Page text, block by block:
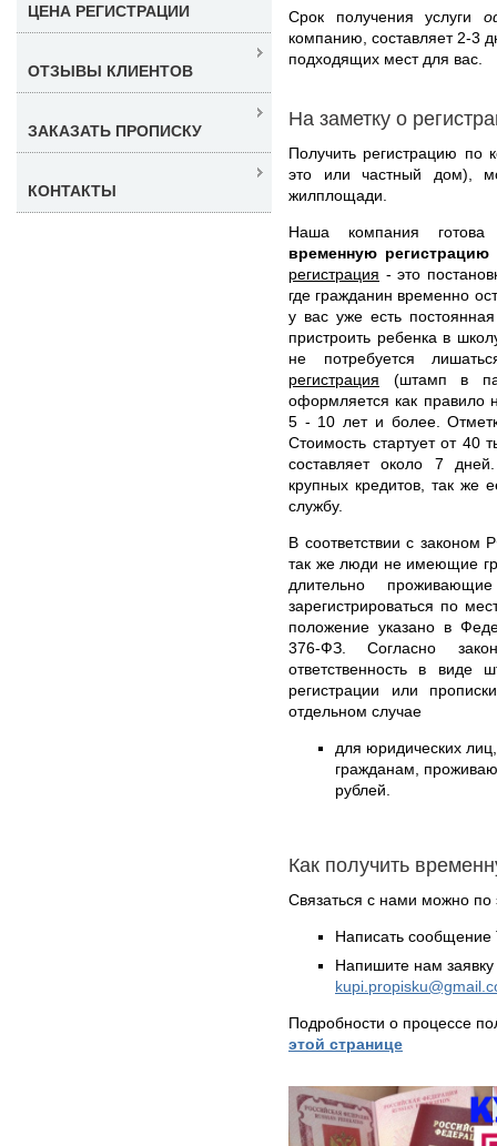
Срок получения услуги
компанию, составляет 2-3
подходящих мест для вас.
На заметку о
Получить регистрацию по
это или частный дом),
жилплощади.
Наша компания
временную
регистрация - это
где гражданин временно
у вас уже есть
пристроить ребенка в
не потребуется
регистрация (штамп в
оформляется как правило
5 - 10 лет и более.
Стоимость стартует от
составляет около 7
крупных кредитов, так же
службу.
В соответствии с законом
так же люди не имеющие
длительно
зарегистрироваться по
положение указано в
376-ФЗ. Согласно
ответственность в виде
регистрации или
отдельном случае
для юридических
гражданам,
рублей.
Как получить
Связаться с нами можно по
Написать
Напишите нам
Подробности о процессе
этой странице
ЦЕНА РЕГИСТРАЦИИ
ОТЗЫВЫ КЛИЕНТОВ
ЗАКАЗАТЬ ПРОПИСКУ
КОНТАКТЫ